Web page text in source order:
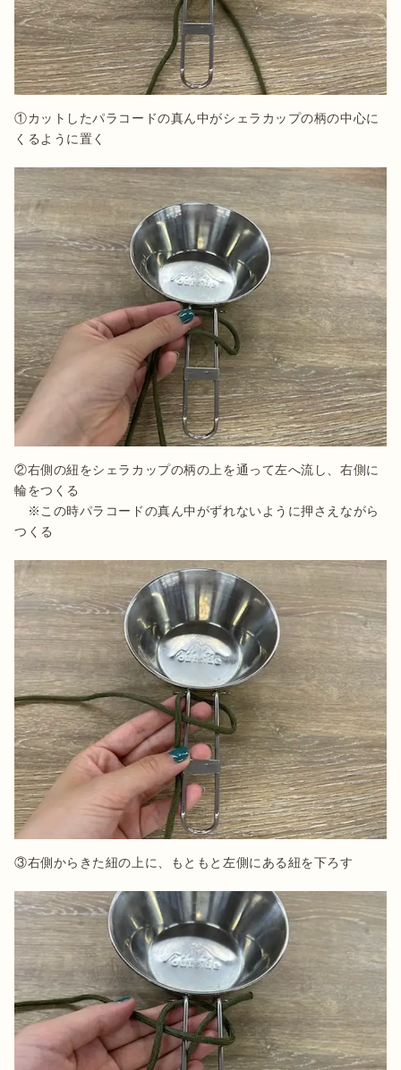
①カットしたパラコードの真ん中がシェラカップの柄の中心に
くるように置く
②右側の紐をシェラカップの柄の上を通って左へ流し、右側に
輪をつくる
※この時パラコードの真ん中がずれないように押さえながら
つくる
③右側からきた紐の上に、もともと左側にある紐を下ろす